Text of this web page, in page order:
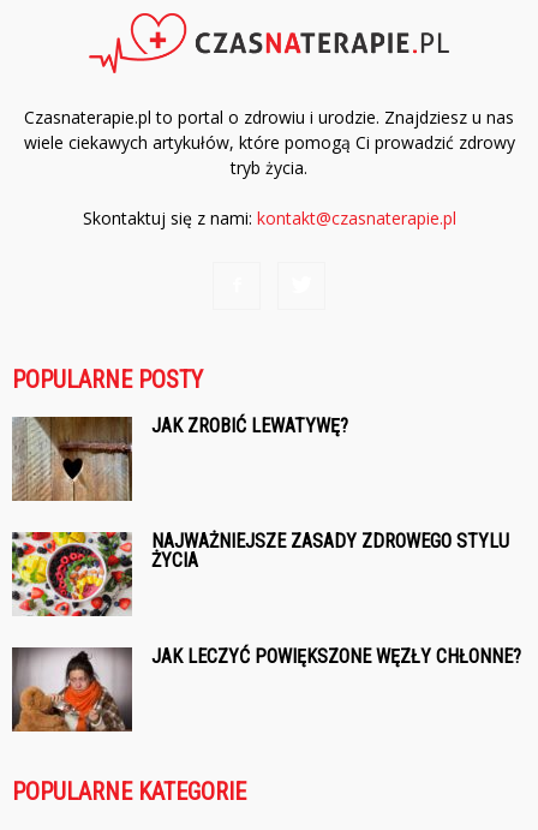
Czasnaterapie.pl to portal o zdrowiu i urodzie. Znajdziesz u nas
wiele ciekawych artykułów, które pomogą Ci prowadzić zdrowy
tryb życia.
Skontaktuj się z nami: kontakt@czasnaterapie.pl
POPULARNE POSTY
JAK ZROBIĆ LEWATYWĘ?
NAJWAŻNIEJSZE ZASADY ZDROWEGO STYLU
ŻYCIA
JAK LECZYĆ POWIĘKSZONE WĘZŁY CHŁONNE?
POPULARNE KATEGORIE